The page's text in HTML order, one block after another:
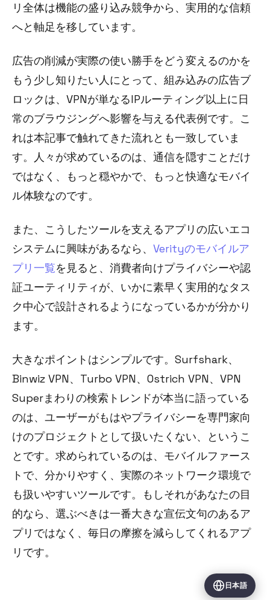
リ全体は機能の盛り込み競争から、実用的な信頼
へと軸足を移しています。
広告の削減が実際の使い勝手をどう変えるのかを
もう少し知りたい人にとって、組み込みの広告ブ
ロックは、VPNが単なるIPルーティング以上に日
常のブラウジングへ影響を与える代表例です。こ
れは本記事で触れてきた流れとも一致していま
す。人々が求めているのは、通信を隠すことだけ
ではなく、もっと穏やかで、もっと快適なモバイ
ル体験なのです。
また、こうしたツールを支えるアプリの広いエコ
システムに興味があるなら、 Verityのモバイルア
プリ一覧を見ると、消費者向けプライバシーや認
証ユーティリティが、いかに素早く実用的なタス
ク中心で設計されるようになっているかが分かり
ます。
大きなポイントはシンプルです。Surfshark、
Binwiz VPN、Turbo VPN、Ostrich VPN、VPN
Superまわりの検索トレンドが本当に語っている
のは、ユーザーがもはやプライバシーを専門家向
けのプロジェクトとして扱いたくない、というこ
とです。求められているのは、モバイルファース
トで、分かりやすく、実際のネットワーク環境で
も扱いやすいツールです。もしそれがあなたの目
的なら、選ぶべきは一番大きな宣伝文句のあるア
プリではなく、毎日の摩擦を減らしてくれるアプ
リです。
日本語